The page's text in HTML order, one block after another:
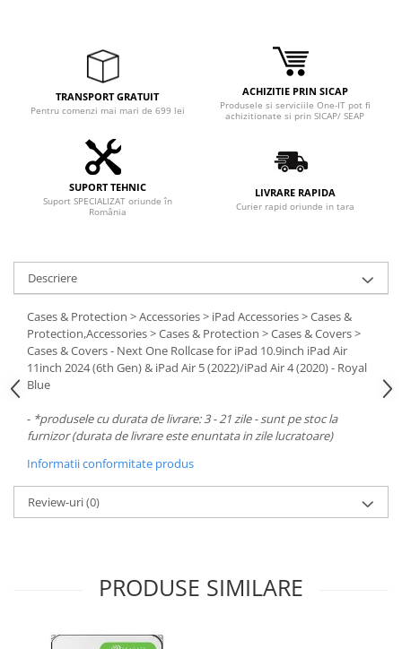
Componente PC
Placi de Baza
SSD
Carcase
Surse
Cooler
Servere & Componente
Componente Server
Servere
TRANSPORT GRATUIT
Pentru comenzi mai mari de 699 lei
ACHIZITIE PRIN SICAP
Produsele si serviciile One-IT pot fi
achizitionate si prin SICAP/ SEAP
SUPORT TEHNIC
Suport SPECIALIZAT oriunde în
România
LIVRARE RAPIDA
Curier rapid oriunde in tara
Descriere
Cases & Protection > Accessories > iPad Accessories > Cases &
Protection,Accessories > Cases & Protection > Cases & Covers >
Cases & Covers - Next One Rollcase for iPad 10.9inch iPad Air
11inch 2024 (6th Gen) & iPad Air 5 (2022)/iPad Air 4 (2020) - Royal
Blue
- *produsele cu durata de livrare: 3 - 21 zile - sunt pe stoc la
furnizor (durata de livrare este enuntata in zile lucratoare)
Informatii conformitate produs
Review-uri(0)
PRODUSE SIMILARE